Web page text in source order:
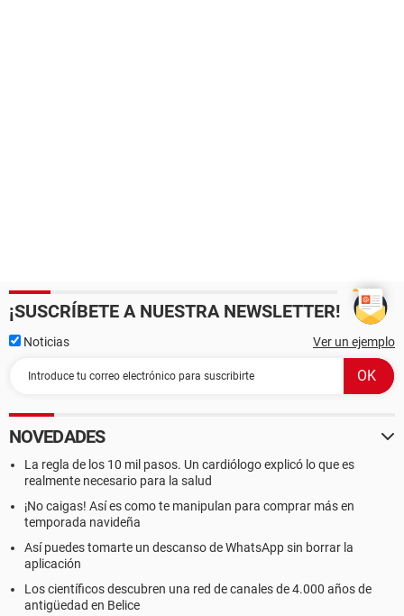
¡SUSCRÍBETE A NUESTRA NEWSLETTER!
Noticias Ver un ejemplo
NOVEDADES
La regla de los 10 mil pasos. Un cardiólogo explicó lo que es
realmente necesario para la salud
¡No caigas! Así es como te manipulan para comprar más en
temporada navideña
Así puedes tomarte un descanso de WhatsApp sin borrar la
aplicación
Los científicos descubren una red de canales de 4.000 años de
antigüedad en Belice